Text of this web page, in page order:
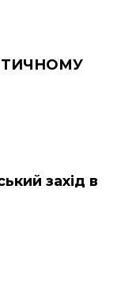
захід в